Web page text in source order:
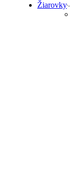
Žiarovky